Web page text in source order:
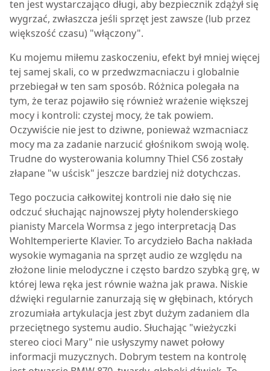
ten jest wystarczająco długi, aby bezpiecznik zdążył się
wygrzać, zwłaszcza jeśli sprzęt jest zawsze (lub przez
większość czasu) "włączony".
Ku mojemu miłemu zaskoczeniu, efekt był mniej więcej
tej samej skali, co w przedwzmacniaczu i globalnie
przebiegał w ten sam sposób. Różnica polegała na
tym, że teraz pojawiło się również wrażenie większej
mocy i kontroli: czystej mocy, że tak powiem.
Oczywiście nie jest to dziwne, ponieważ wzmacniacz
mocy ma za zadanie narzucić głośnikom swoją wolę.
Trudne do wysterowania kolumny Thiel CS6 zostały
złapane "w uścisk" jeszcze bardziej niż dotychczas.
Tego poczucia całkowitej kontroli nie dało się nie
odczuć słuchając najnowszej płyty holenderskiego
pianisty Marcela Wormsa z jego interpretacją Das
Wohltemperierte Klavier. To arcydzieło Bacha nakłada
wysokie wymagania na sprzęt audio ze względu na
złożone linie melodyczne i często bardzo szybką grę, w
której lewa ręka jest równie ważna jak prawa. Niskie
dźwięki regularnie zanurzają się w głębinach, których
zrozumiała artykulacja jest zbyt dużym zadaniem dla
przeciętnego systemu audio. Słuchając "wieżyczki
stereo cioci Mary" nie usłyszymy nawet połowy
informacji muzycznych. Dobrym testem na kontrolę